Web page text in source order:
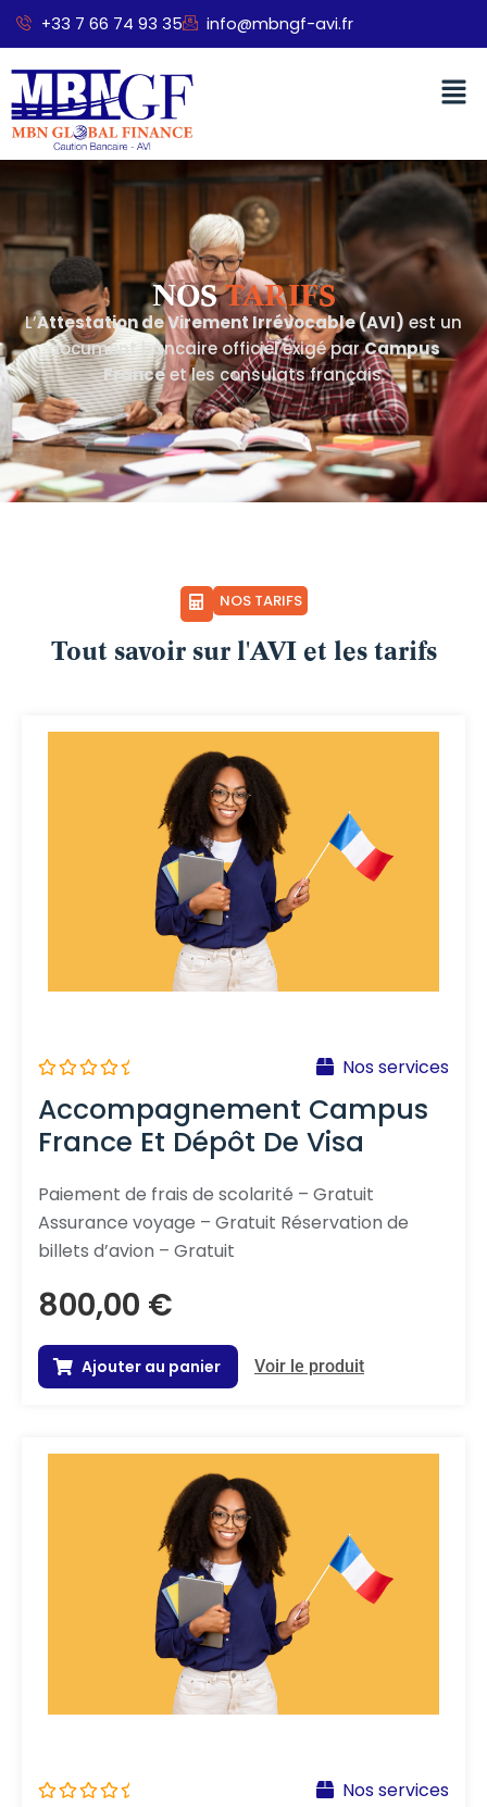
Aller
+33 7 66 74 93 35 info@mbngf-avi.fr
Tarifs
NOSTARIFS
L’Attestation de Virement Irrévocable (AVI) est un
document bancaire officiel exigé parCampus
Franceet les consulats français.
NOS TARIFS
Tout savoir sur l'AVI et les tarifs
o
e
u
5
Nos services
Accompagnement Campus
France Et Dépôt De Visa
Paiement de frais de scolarité – Gratuit
Assurance voyage – Gratuit Réservation de
billets d’avion – Gratuit
800,00 €
Ajouter au panier Voir le produit
Nos services